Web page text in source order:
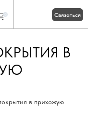
Связаться
В
в прихожую